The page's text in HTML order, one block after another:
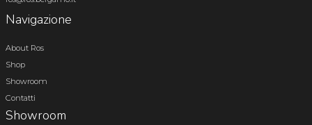
Navigazione
About Ros
Shop
Showroom
Contatti
Showroom